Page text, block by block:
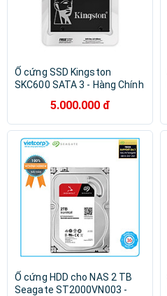
Ổ cứng SSD Kingston
SKC600 SATA 3 - Hàng Chính
5.000.000 đ
Ổ cứng HDD cho NAS 2 TB
Seagate ST2000VN003 -